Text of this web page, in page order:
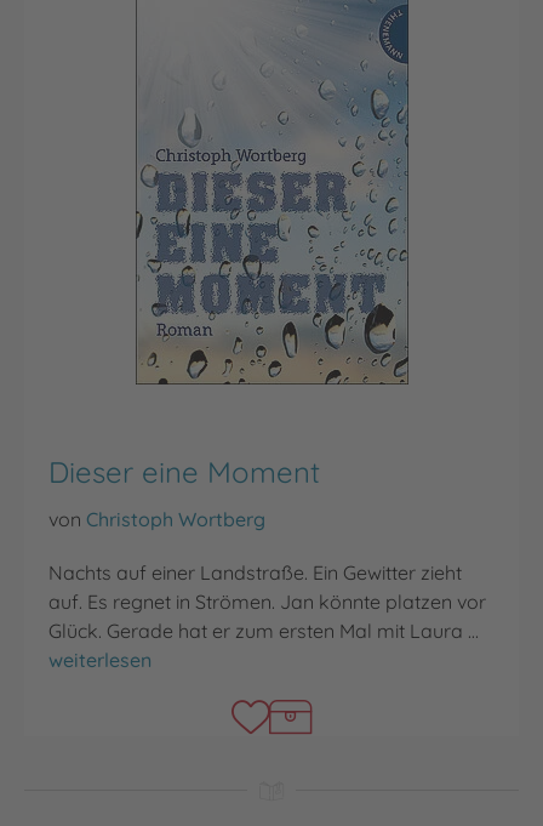
Dieser eine Moment
von Christoph Wortberg
Nachts auf einer Landstraße. Ein Gewitter zieht
auf. Es regnet in Strömen. Jan könnte platzen vor
Glück. Gerade hat er zum ersten Mal mit Laura …
Dieser eine Moment
weiterlesen